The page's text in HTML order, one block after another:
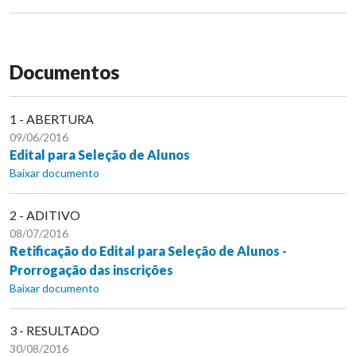
Documentos
1 - ABERTURA
09/06/2016
Edital para Seleção de Alunos
Baixar documento
2 - ADITIVO
08/07/2016
Retificação do Edital para Seleção de Alunos -
Prorrogação das inscrições
Baixar documento
3 - RESULTADO
30/08/2016